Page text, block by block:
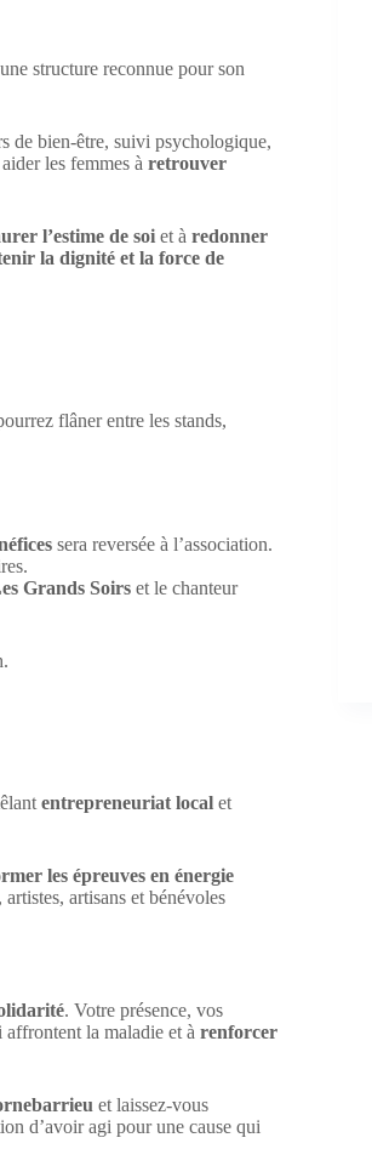
structure reconnue pour son
de bien-être, suivi psychologique,
les femmes à retrouver
l’estime de soi et à redonner
la dignité et la force de
flâner entre les stands,
sera reversée à l’association.
Grands Soirs et le chanteur
entrepreneuriat local et
les épreuves en énergie
artisans et bénévoles
. Votre présence, vos
affrontent la maladie et à renforcer
et laissez-vous
d’avoir agi pour une cause qui